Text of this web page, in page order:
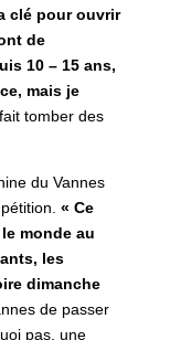
clé pour ouvrir
de
10 – 15 ans,
mais je
tomber des
du Vannes
« Ce
monde au
les
dimanche
de passer
pas, une